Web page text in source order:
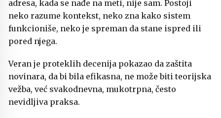
adresa, kada se nađe na meti, nije sam. Postoji
neko razume kontekst, neko zna kako sistem
funkcioniše, neko je spreman da stane ispred ili
pored njega.
Veran je proteklih decenija pokazao da zaštita
novinara, da bi bila efikasna, ne može biti teorijska
vežba, već svakodnevna, mukotrpna, često
nevidljiva praksa.